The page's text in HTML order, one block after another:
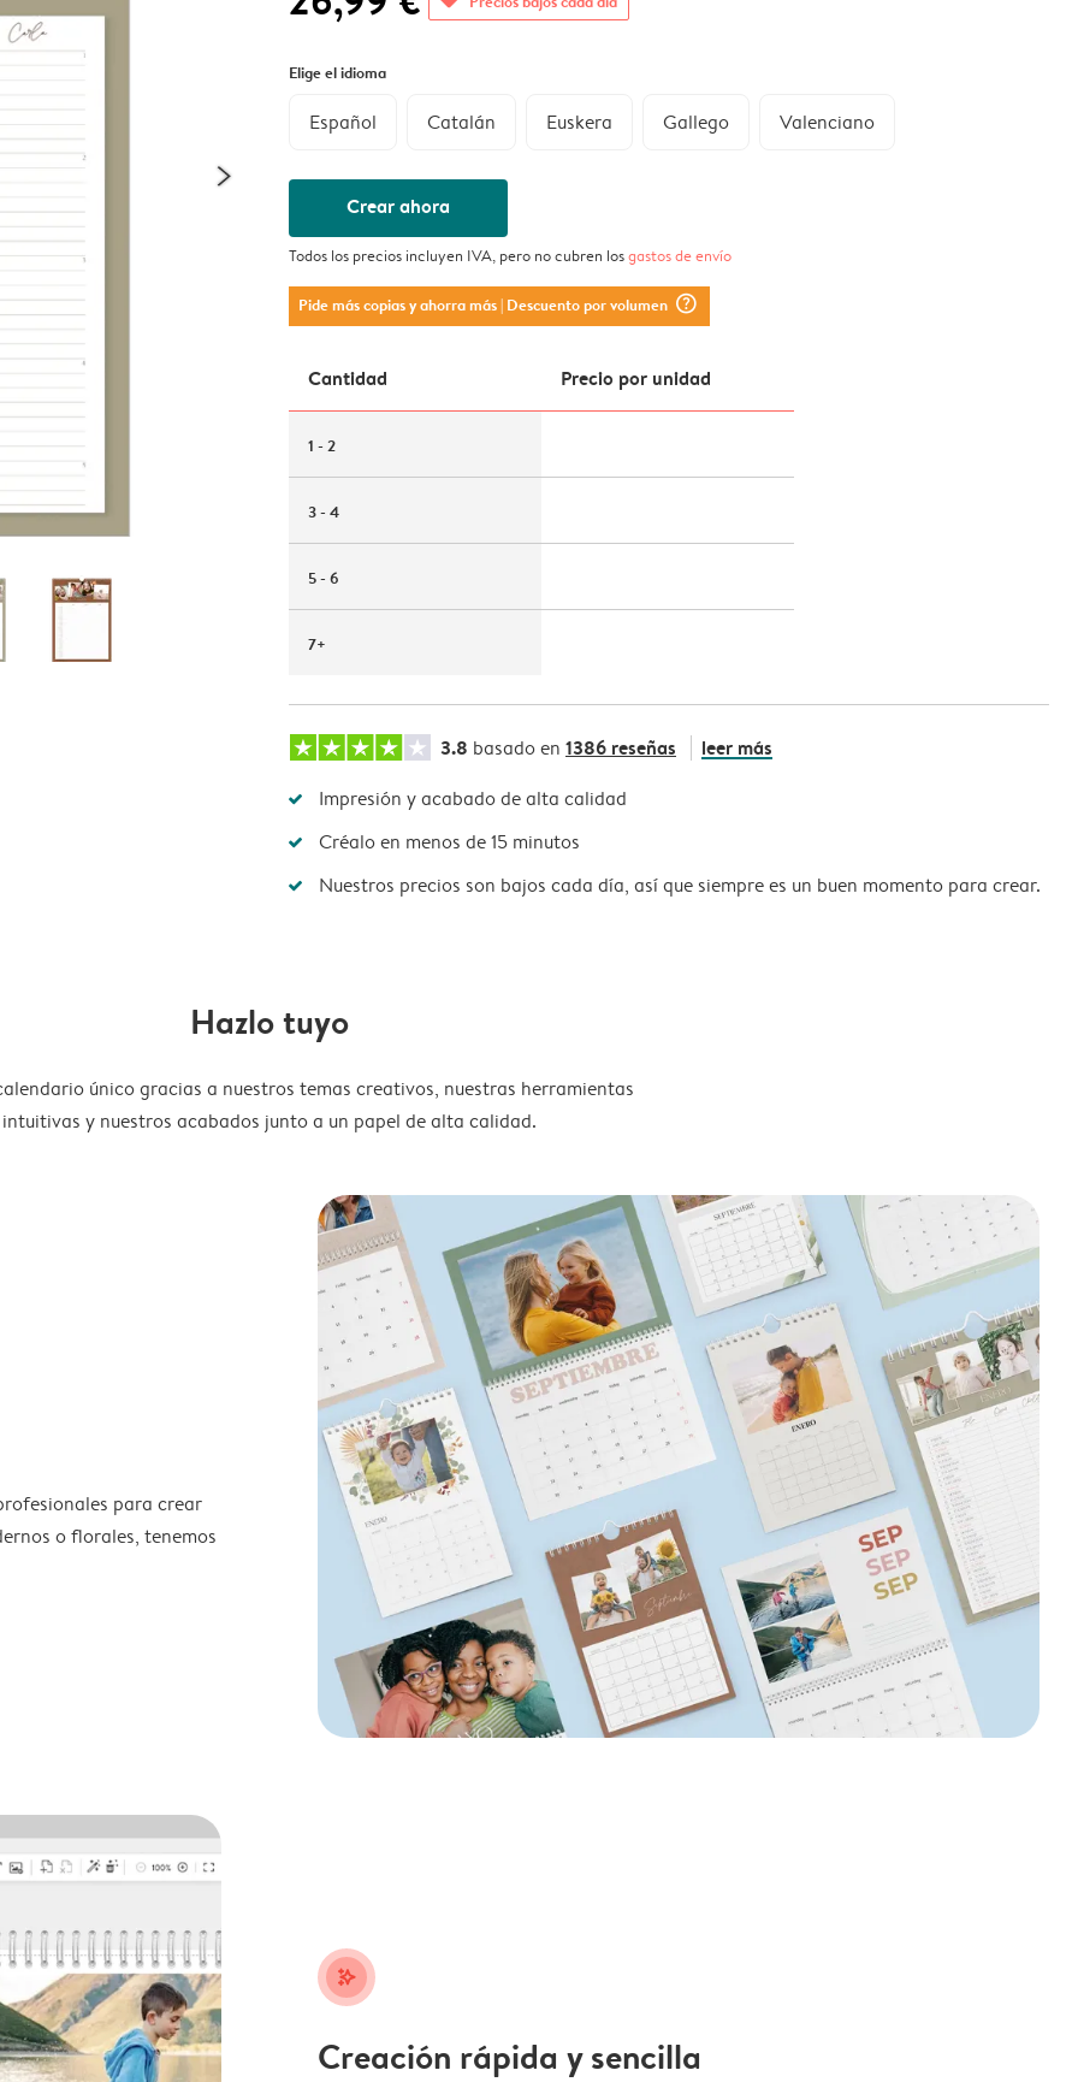
Elige el idioma
Español Catalán Euskera Gallego Valenciano
Crear ahora
Todos los precios incluyen IVA, pero no cubren losgastos de envío
Pide más copias y ahorra más| Descuento por volumen question_mark_circle
Cantidad Precio por unidad
1 - 2
3 - 4
5 - 6
7+
3.8 basado en 1386 reseñas leer más
Impresión y acabado de alta calidad
Créalo en menos de 15 minutos
Nuestros precios son bajos cada día, así que siempre es un buen momento para crear.
Hazlo tuyo
único gracias a nuestros temas creativos, nuestras herramientas
intuitivas y nuestros acabados junto a un papel de alta calidad.
para crear
o florales, tenemos
stars_plus
Creación rápida y sencilla